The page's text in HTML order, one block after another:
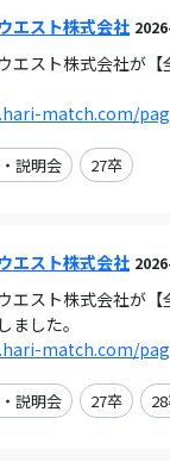
エスト株式会社
エスト株式会社が
match.com/
説明会 27卒
エスト株式会社
エスト株式会社が
ました。
match.com/
説明会 27卒